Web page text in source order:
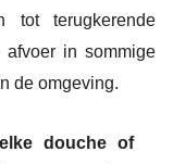
tot terugkerende
afvoer in sommige
de omgeving.
douche of